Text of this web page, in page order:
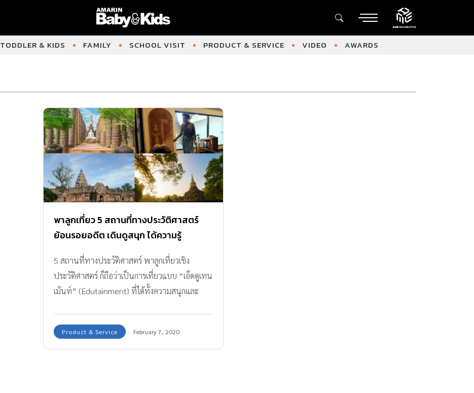
TODDLER & KIDS FAMILY SCHOOL VISIT PRODUCT & SERVICE VIDEO AWARDS
พาลูกเที่ยว 5 สถานที่ทางประวัติศาสตร์
ย้อนรอยอดีต เดินดูสนุก ได้ความรู้
5 สถานที่ทางประวัติศาสตร์ พาลูกเที่ยวเชิง
ประวัติศาสตร์ ก็ถือว่าเป็นการเที่ยวแบบ “เอ็ดดูเทน
เม้นท์” (Edutainment) ที่ได้ทั้งความสนุกและ
Product & Service February 7, 2020